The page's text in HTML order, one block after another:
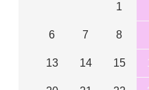
1
6 7 8
13 14 15